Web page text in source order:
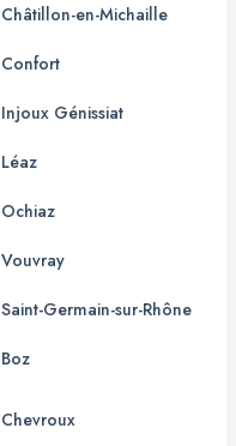
Châtillon-en-Michaille
Confort
Injoux Génissiat
Léaz
Ochiaz
Vouvray
Saint-Germain-sur-Rhône
Boz
Chevroux